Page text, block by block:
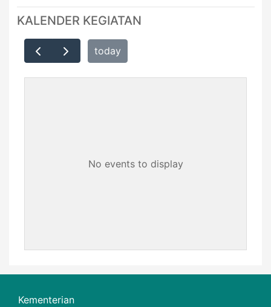
KALENDER KEGIATAN
today
No events to display
Kementerian